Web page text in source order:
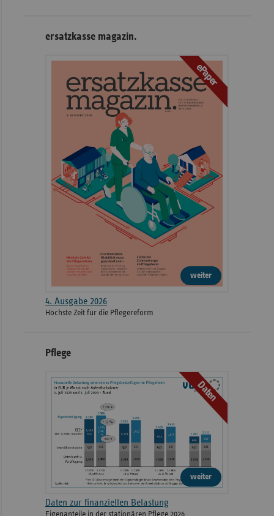
ersatzkasse magazin.
ePaper
weiter
4. Ausgabe 2026
Höchste Zeit für die Pflegereform
Pflege
Daten
weiter
Daten zur finanziellen Belastung
Eigenanteile in der stationären Pflege 2026